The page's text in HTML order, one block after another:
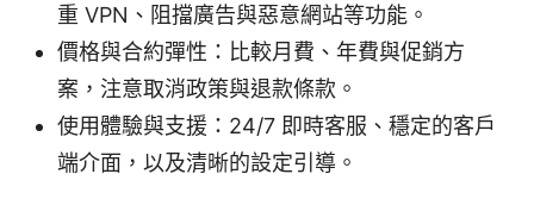
重 VPN、阻擋廣告與惡意網站等功能。
價格與合約彈性：比較月費、年費與促銷方
案，注意取消政策與退款條款。
使用體驗與支援：24/7 即時客服、穩定的客戶
端介面，以及清晰的設定引導。